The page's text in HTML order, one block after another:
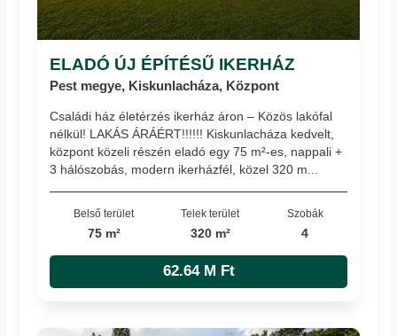
ELADÓ ÚJ ÉPÍTÉSŰ IKERHÁZ
Pest megye, Kiskunlacháza, Központ
Családi ház életérzés ikerház áron – Közös lakófal
nélkül! LAKÁS ÁRÁÉRT!!!!!! Kiskunlacháza kedvelt,
központ közeli részén eladó egy 75 m²-es, nappali +
3 hálószobás, modern ikerházfél, közel 320 m...
Belső terület
75 m²
Telek terület
320 m²
Szobák
4
62.64 M Ft